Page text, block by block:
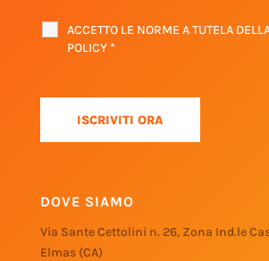
ACCETTO LE NORME A TUTELA
POLICY *
DOVE SIAMO
Via Sante Cettolini n. 26, Zona Ind.le
Elmas (CA)